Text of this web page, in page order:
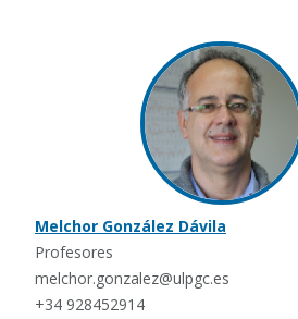
Melchor González Dávila
Profesores
melchor.gonzalez@ulpgc.es
+34 928452914